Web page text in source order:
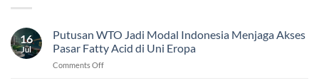
16
Jul
Putusan WTO Jadi Modal Indonesia Menjaga Akses
Pasar Fatty Acid di Uni Eropa
Comments Offon